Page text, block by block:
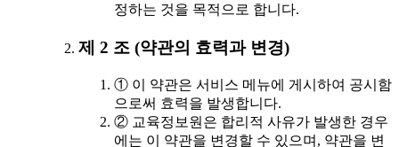
정하는 것을 목적으로 합니다.
제 2 조 (약관의 효력과 변경)
① 이 약관은 서비스 메뉴에 게시하여 공시함
으로써 효력을 발생합니다.
② 교육정보원은 합리적 사유가 발생한 경우
에는 이 약관을 변경할 수 있으며, 약관을 변